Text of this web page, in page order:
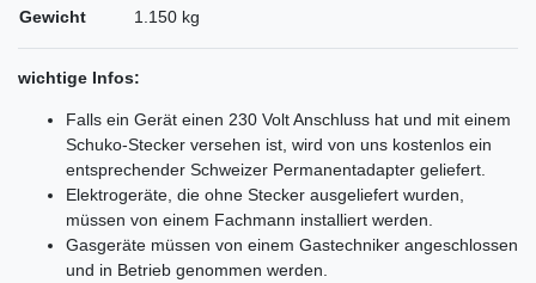
Gewicht
1.150 kg
wichtige Infos:
Falls ein Gerät einen 230 Volt Anschluss hat und mit einem
Schuko-Stecker versehen ist, wird von uns kostenlos ein
entsprechender Schweizer Permanentadapter geliefert.
Elektrogeräte, die ohne Stecker ausgeliefert wurden,
müssen von einem Fachmann installiert werden.
Gasgeräte müssen von einem Gastechniker angeschlossen
und in Betrieb genommen werden.